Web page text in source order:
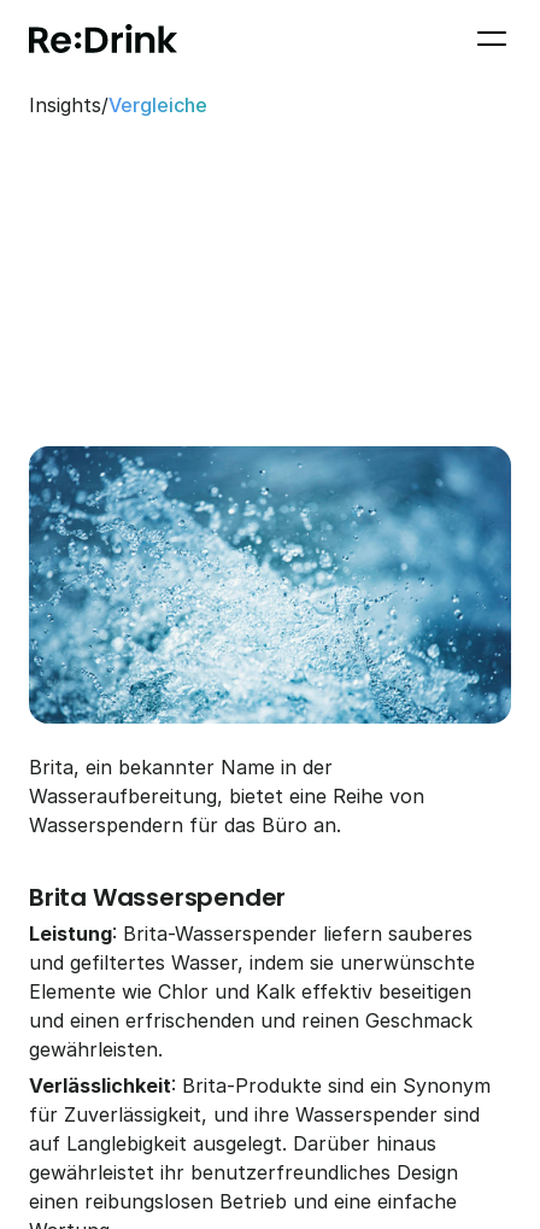
Insights/Vergleiche
Adrian Beissel
27. Juli 20234 Min. Lesezeit
Brita, ein bekannter Name in der
Wasseraufbereitung, bietet eine Reihe von
Wasserspendern für das Büro an.
Brita Wasserspender
Leistung: Brita-Wasserspender liefern sauberes
und gefiltertes Wasser, indem sie unerwünschte
Elemente wie Chlor und Kalk effektiv beseitigen
und einen erfrischenden und reinen Geschmack
gewährleisten.
Verlässlichkeit: Brita-Produkte sind ein Synonym
für Zuverlässigkeit, und ihre Wasserspender sind
auf Langlebigkeit ausgelegt. Darüber hinaus
gewährleistet ihr benutzerfreundliches Design
einen reibungslosen Betrieb und eine einfache